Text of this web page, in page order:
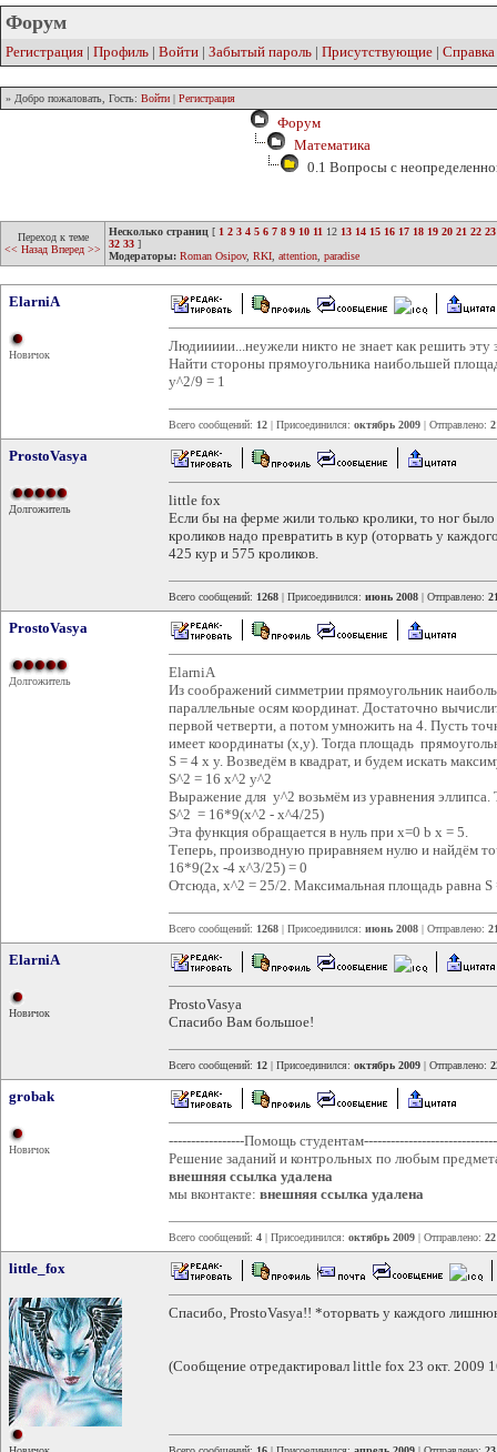
Форум
Регистрация | Профиль | Войти | Забытый пароль | Присутствующие | Справка
» Добро пожаловать, Гость: Войти | Регистрация
Форум
Математика
0.1 Вопросы с
Переход к теме
<< Назад Вперед >>
Несколько страниц [ 1 2 3 4 5 6 7 8 9 10 11 12 13 14 15 16 17 18 19 20 21 22 23
32 33 ]
Модераторы: Roman Osipov, RKI attention paradise
ElarniA
Новичок
Людиииии...неужели никто не знает как решить эту
Найти стороны прямоугольника наибольшей
y^2/9 = 1
Всего сообщений: 12 | Присоединился: октябрь 2009 | Отправлено:
ProstoVasya
Долгожитель
little fox
Если бы на ферме жили только кролики, то ног
кроликов надо превратить в кур (оторвать у
425 кур и 575 кроликов.
Всего сообщений: 1268 | Присоединился: июнь 2008 | Отправлено:
ProstoVasya
Долгожитель
ElarniA
Из соображений симметрии прямоугольник
параллельные осям координат. Достаточно
первой четверти, а потом умножить на 4. Пусть
имеет координаты (x,y). Тогда площадь
S = 4 x y. Возведём в квадрат, и будем искать
S^2 = 16 x^2 y^2
Выражение для y^2 возьмём из уравнения эллипса.
S^2 = 16*9(x^2 - x^4/25)
Эта функция обращается в нуль при x=0 b x = 5.
Теперь, производную приравняем нулю и найдём
16*9(2x -4 x^3/25) = 0
Отсюда, x^2 = 25/2. Максимальная площадь равна S
Всего сообщений: 1268 | Присоединился: июнь 2008 | Отправлено:
ElarniA
Новичок
ProstoVasya
Спасибо Вам большое!
Всего сообщений: 12 | Присоединился: октябрь 2009 | Отправлено:
grobak
Новичок
-----------------Помощь
Решение заданий и контрольных по любым
внешняя ссылка удалена
мы вконтакте: внешняя ссылка удалена
Всего сообщений: 4 | Присоединился: октябрь 2009 | Отправлено:
little_fox
Спасибо, ProstoVasya!! *оторвать у каждого
(Сообщение отредактировал little fox 23 окт. 2009